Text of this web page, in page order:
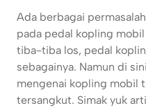
Ada berbagai
pada pedal kopling
tiba-tiba los, pedal
sebagainya. Namun di
mengenai kopling mobil
tersangkut. Simak yuk